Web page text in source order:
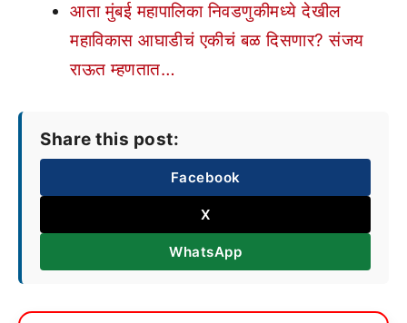
आता मुंबई महापालिका निवडणुकीमध्ये देखील
महाविकास आघाडीचं एकीचं बळ दिसणार? संजय
राऊत म्हणतात…
Share this post:
Facebook
X
WhatsApp